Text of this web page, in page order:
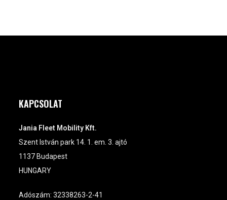
KAPCSOLAT
Jania Fleet Mobility Kft.
Szent István park 14. 1. em. 3. ajtó
1137 Budapest
HUNGARY
Adószám: 32338263-2-41